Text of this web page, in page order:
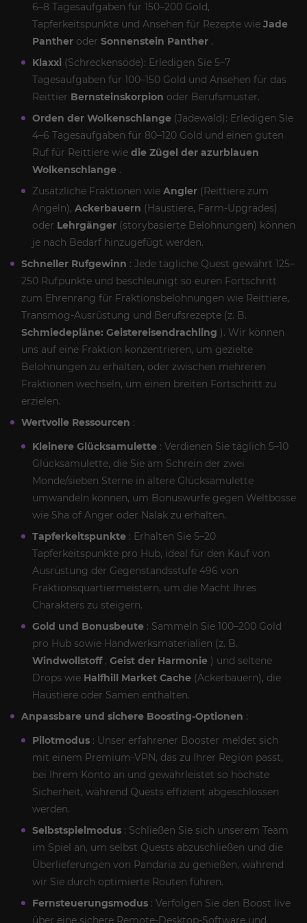
6–8 Tagesaufgaben für 150–200 Gold,
Tapferkeitspunkte und Ansehen für Rezepte wie Jade
Panther oder Sonnenstein Panther .
Klaxxi (Schreckensöde): Erledigen Sie 5–7
Tagesaufgaben für 100–150 Gold und Ansehen für das
Reittier Bernsteinskorpion oder Berufsmuster.
Orden der Wolkenschlange (Jadewald): Erledigen Sie
4–6 Tagesaufgaben für 80–120 Gold und einen guten
Ruf für Reittiere wie die Zügel der azurblauen
Wolkenschlange .
Zusätzliche Fraktionen wie Angler (Reittiere zum
Angeln), Ackerbauern (Haustiere, Farm-Upgrades)
oder Lehrgänger (storybasierte Belohnungen) können
je nach Bedarf hinzugefügt werden.
Schneller Rufgewinn : Jede tägliche Quest gewährt 125–
250 Rufpunkte und beschleunigt so euren Fortschritt
zum Ehrenrang für Fraktionsbelohnungen wie Reittiere,
Transmog-Ausrüstung und Berufsrezepte (z. B.
Schmiedepläne: Geistereisendrachling ). Wir können
uns auf eine Fraktion konzentrieren, um gezielte
Belohnungen zu erhalten, oder zwischen mehreren
Fraktionen wechseln, um einen breiten Fortschritt zu
erzielen.
Wertvolle Ressourcen :
Kleinere Glücksamulette : Verdienen Sie täglich 5–10
Glücksamulette, die Sie am Schrein der zwei
Monde/sieben Sterne in ältere Glücksamulette
umwandeln können, um Bonuswürfe gegen Weltbosse
wie Sha of Anger oder Nalak zu erhalten.
Tapferkeitspunkte : Erhalten Sie 5–20
Tapferkeitspunkte pro Hub, ideal für den Kauf von
Ausrüstung der Gegenstandsstufe 496 von
Fraktionsquartiermeistern, um die Macht Ihres
Charakters zu steigern.
Gold und Bonusbeute : Sammeln Sie 100–200 Gold
pro Hub sowie Handwerksmaterialien (z. B.
Windwollstoff, Geist der Harmonie ) und seltene
Drops wie Halfhill Market Cache (Ackerbauern), die
Haustiere oder Samen enthalten.
Anpassbare und sichere Boosting-Optionen :
Pilotmodus : Unser erfahrener Booster meldet sich
mit einem Premium-VPN, das zu Ihrer Region passt,
bei Ihrem Konto an und gewährleistet so höchste
Sicherheit, während Quests effizient abgeschlossen
werden.
Selbstspielmodus : Schließen Sie sich unserem Team
im Spiel an, um selbst Quests abzuschließen und die
Überlieferungen von Pandaria zu genießen, während
wir Sie durch optimierte Routen führen.
Fernsteuerungsmodus : Verfolgen Sie den Boost live
über eine sichere Remote-Desktop-Software und